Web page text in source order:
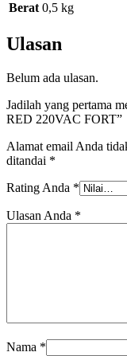
Berat 0,5 kg
Ulasan
Belum ada ulasan.
Jadilah yang pertama
RED 220VAC FORT”
Alamat email Anda
ditandai *
Rating Anda *
Ulasan Anda *
Nama *